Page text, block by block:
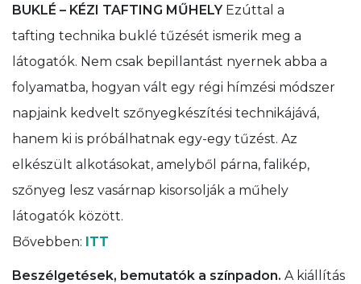
BUKLÉ – KÉZI TAFTING MŰHELYEzúttal a
tafting technika buklé tűzését ismerik meg a
látogatók. Nem csak bepillantást nyernek abba a
folyamatba, hogyan vált egy régi hímzési módszer
napjaink kedvelt szőnyegkészítési technikájává,
hanem ki is próbálhatnak egy-egy tűzést. Az
elkészült alkotásokat, amelyből párna, falikép,
szőnyeg lesz vasárnap kisorsolják a műhely
látogatók között.
Bővebben: ITT
Beszélgetések, bemutatók a színpadon. A kiállítás